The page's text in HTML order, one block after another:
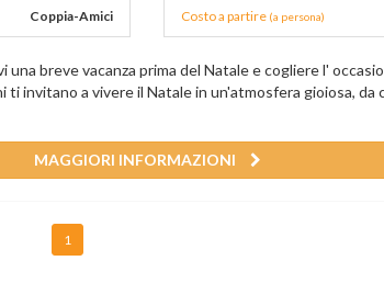
Coppia-Amici Costo a partire (a persona)
breve vacanza prima del Natale e cogliere l'
ti invitano a vivere il Natale in un'atmosfera gioiosa, da
MAGGIORI INFORMAZIONI
1